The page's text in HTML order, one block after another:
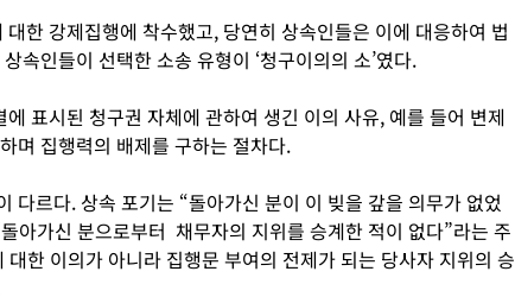
한 강제집행에 착수했고, 당연히 상속인들은 이에 대응하여 법
속인들이 선택한 소송 유형이 ‘청구이의의 소’였다.
표시된 청구권 자체에 관하여 생긴 이의 사유, 예를 들어 변제
며 집행력의 배제를 구하는 절차다.
다르다. 상속 포기는 “돌아가신 분이 이 빚을 갚을 의무가 없었
아가신 분으로부터 채무자의 지위를 승계한 적이 없다”라는 주
대한 이의가 아니라 집행문 부여의 전제가 되는 당사자 지위의 승